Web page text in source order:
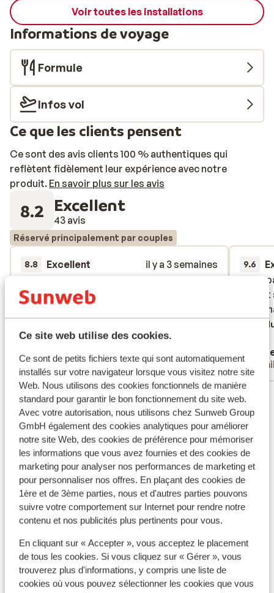
Ce site web utilise des cookies.
Ce sont de petits fichiers texte qui sont automatiquement
installés sur votre navigateur lorsque vous visitez notre site
Web. Nous utilisons des cookies fonctionnels de manière
standard pour garantir le bon fonctionnement du site web.
Avec votre autorisation, nous utilisons chez Sunweb Group
GmbH également des cookies analytiques pour améliorer
notre site Web, des cookies de préférence pour mémoriser
les informations que vous avez fournies et des cookies de
marketing pour analyser nos performances de marketing et
pour personnaliser nos offres. En plaçant des cookies de
1ère et de 3ème parties, nous et d'autres parties pouvons
suivre votre comportement sur Internet pour rendre notre
contenu et nos publicités plus pertinents pour vous.
En cliquant sur « Accepter », vous acceptez le placement
de tous les cookies. Si vous cliquez sur « Gérer », vous
trouverez plus d'informations, y compris une liste de
cookies où vous pouvez sélectionner les cookies que vous
Voir toutes les installations
Informations de voyage
Formule
Infos vol
Ce que les clients pensent
Ce sont des avis clients 100 % authentiques qui
reflètent fidèlement leur expérience avec notre
produit. En savoir plus sur les avis
8.2 Excellent
43 avis
Réservé principalement par couples
8.8 Excellent
il y a 3 semaines
Maden er fin og så ville det være godt hvis
Maden er fin og så ville det være godt hvis
Traduire en français (FR)
Anonyme
Parents solos
9.6
Rent,
Rent,
Voir tous les 43 avis
Emplacement
Afficher sur la carte
À proximité
Distance de la plage environ 350 mètres
À la périphérie